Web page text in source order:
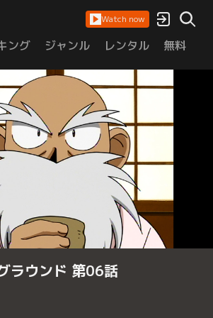
Watch now
ング ジャンル レンタル 無料
ラウンド 第06話